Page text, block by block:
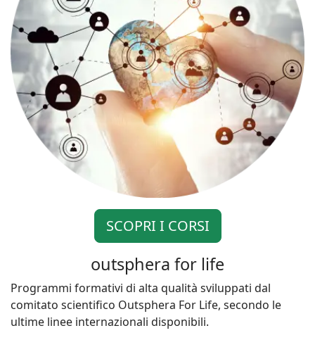
SCOPRI I CORSI
outsphera for life
Programmi formativi di alta qualità sviluppati dal
comitato scientifico Outsphera For Life, secondo le
ultime linee internazionali disponibili.